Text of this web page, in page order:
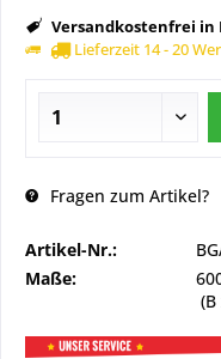
Versandkostenfrei in
Lieferzeit 14 - 20
Fragen zum Artikel?
Artikel-Nr.:
Maße: